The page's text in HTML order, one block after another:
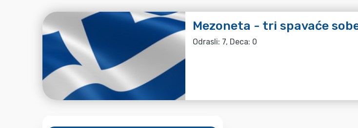
Mezoneta - tri spavaće
Odrasli: 7, Deca: 0